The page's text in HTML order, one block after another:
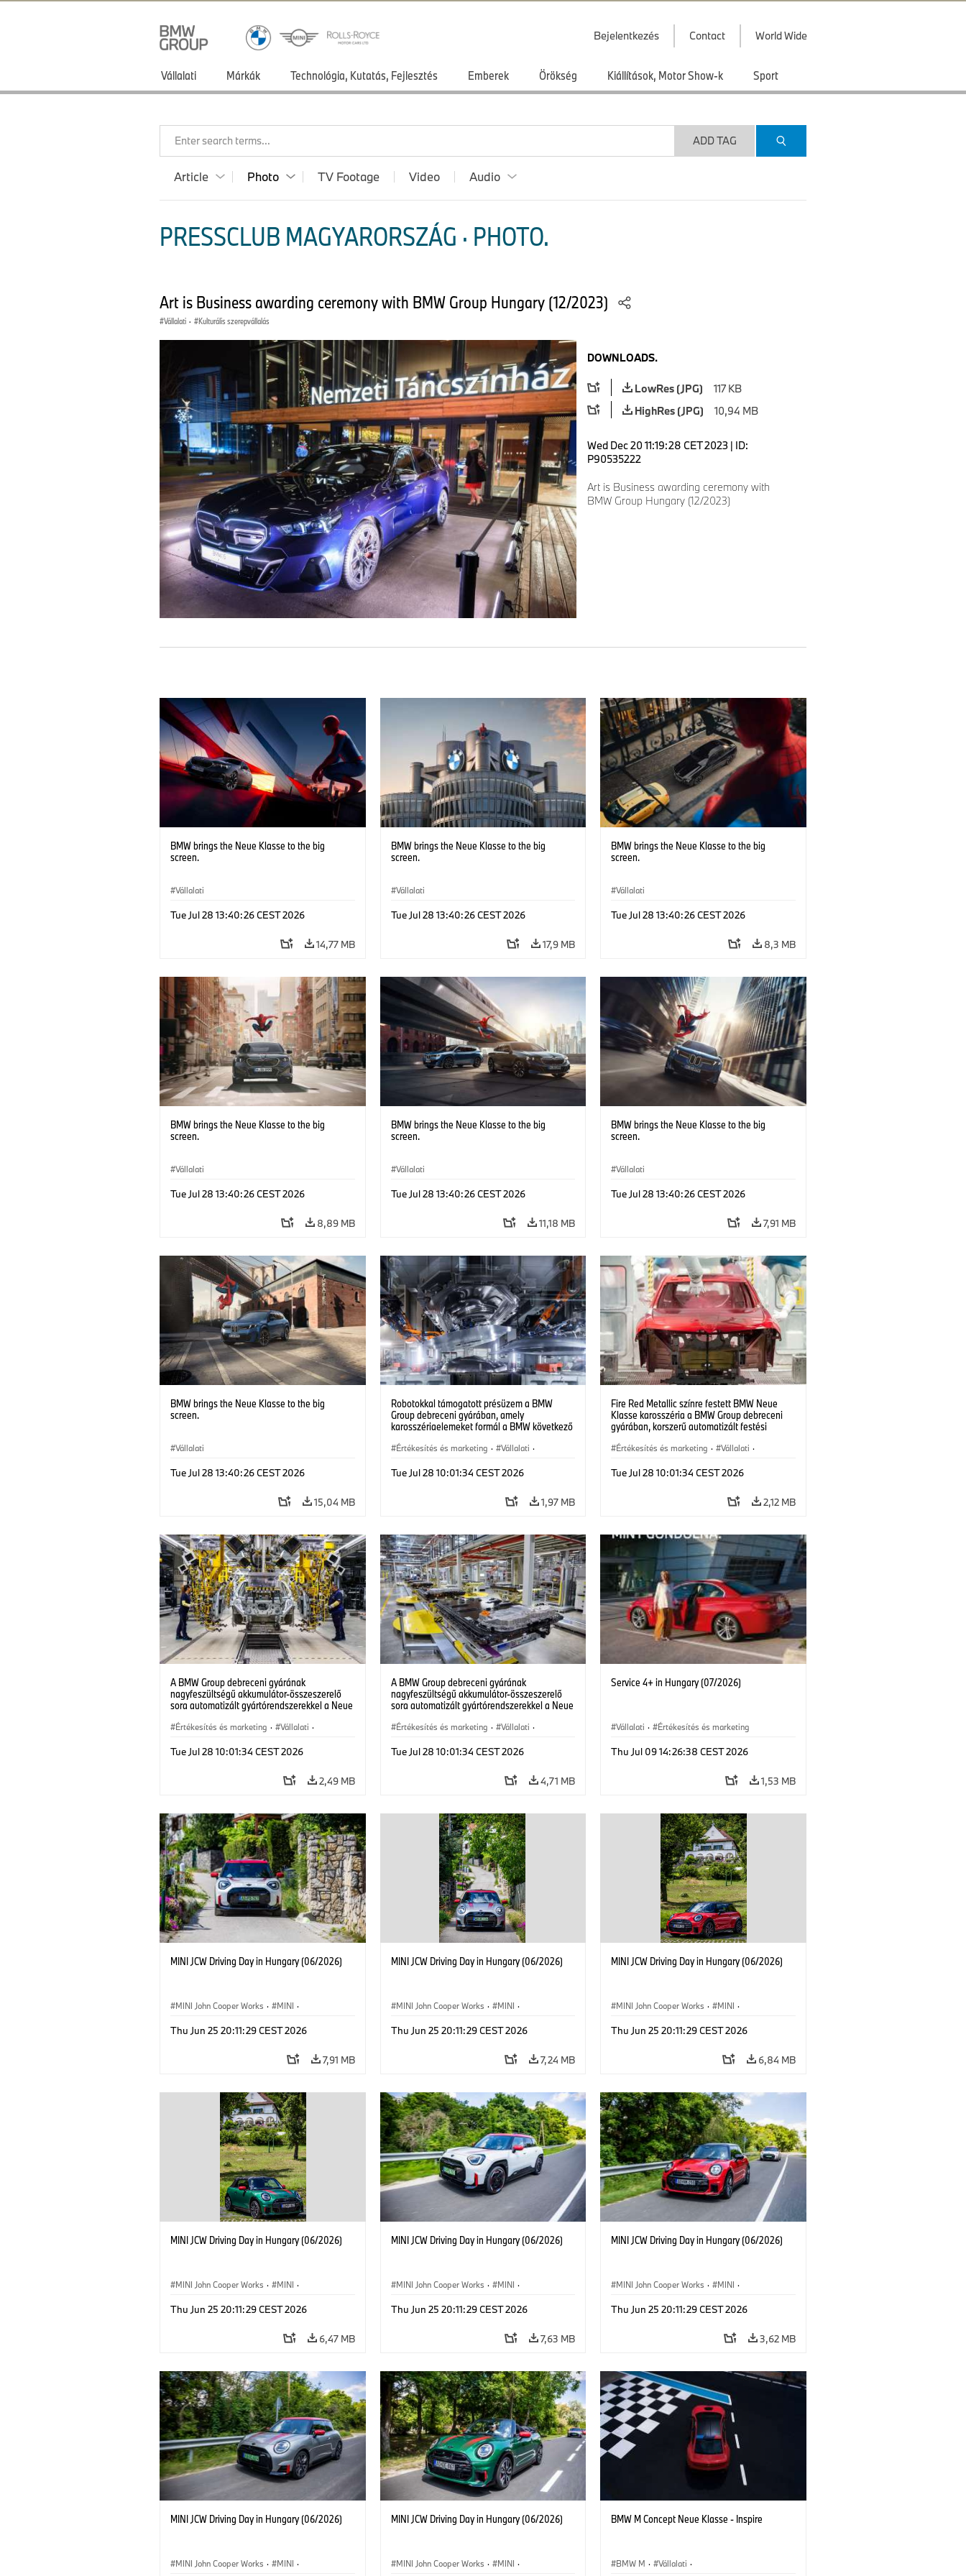
Bejelentkezés Contact World Wide
Vállalati Márkák Technológia, Kutatás, Fejlesztés Emberek Örökség Kiállítások, Motor Show-k Sport
Enter search terms... ADD TAG
Article Photo TV Footage Video Audio
PRESSCLUB MAGYARORSZÁG · PHOTO.
Art is Business awarding ceremony with BMW Group Hungary (12/2023)
Vállalati · Kulturális szerepvállalás
DOWNLOADS.
LowRes (JPG)
117 KB
HighRes (JPG)
10,94 MB
Wed Dec 20 11:19:28 CET 2023 | ID:
P90535222
Art is Business awarding ceremony with
BMW Group Hungary (12/2023)
BMW brings the Neue Klasse to the big
screen.
Vállalati
Tue Jul 28 13:40:26 CEST 2026
14,77 MB
BMW brings the Neue Klasse to the big
screen.
Vállalati
Tue Jul 28 13:40:26 CEST 2026
17,9 MB
BMW brings the Neue Klasse to the big
screen.
Vállalati
Tue Jul 28 13:40:26 CEST 2026
8,3 MB
BMW brings the Neue Klasse to the big
screen.
Vállalati
Tue Jul 28 13:40:26 CEST 2026
8,89 MB
BMW brings the Neue Klasse to the big
screen.
Vállalati
Tue Jul 28 13:40:26 CEST 2026
11,18 MB
BMW brings the Neue Klasse to the big
screen.
Vállalati
Tue Jul 28 13:40:26 CEST 2026
7,91 MB
BMW brings the Neue Klasse to the big
screen.
Vállalati
Tue Jul 28 13:40:26 CEST 2026
15,04 MB
Robotokkal támogatott présüzem a BMW
Group debreceni gyárában, amely
karosszériaelemeket formál a BMW következő
(07/2026)
Értékesítés és marketing · Vállalati ·
Tue Jul 28 10:01:34 CEST 2026
1,97 MB
Fire Red Metallic színre festett BMW Neue
Klasse karosszéria a BMW Group debreceni
gyárában, korszerű automatizált festési
Értékesítés és marketing · Vállalati ·
Tue Jul 28 10:01:34 CEST 2026
2,12 MB
A BMW Group debreceni gyárának
nagyfeszültségű akkumulátor-összeszerelő
sora automatizált gyártórendszerekkel a Neue
(07/2026)
Értékesítés és marketing · Vállalati ·
Tue Jul 28 10:01:34 CEST 2026
2,49 MB
A BMW Group debreceni gyárának
nagyfeszültségű akkumulátor-összeszerelő
sora automatizált gyártórendszerekkel a Neue
(07/2026)
Értékesítés és marketing · Vállalati ·
Tue Jul 28 10:01:34 CEST 2026
4,71 MB
Service 4+ in Hungary (07/2026)
Vállalati · Értékesítés és marketing
Thu Jul 09 14:26:38 CEST 2026
1,53 MB
MINI JCW Driving Day in Hungary (06/2026)
MINI John Cooper Works · MINI ·
Thu Jun 25 20:11:29 CEST 2026
7,91 MB
MINI JCW Driving Day in Hungary (06/2026)
MINI John Cooper Works · MINI ·
Thu Jun 25 20:11:29 CEST 2026
7,24 MB
MINI JCW Driving Day in Hungary (06/2026)
MINI John Cooper Works · MINI ·
Thu Jun 25 20:11:29 CEST 2026
6,84 MB
MINI JCW Driving Day in Hungary (06/2026)
MINI John Cooper Works · MINI ·
Thu Jun 25 20:11:29 CEST 2026
6,47 MB
MINI JCW Driving Day in Hungary (06/2026)
MINI John Cooper Works · MINI ·
Thu Jun 25 20:11:29 CEST 2026
7,63 MB
MINI JCW Driving Day in Hungary (06/2026)
MINI John Cooper Works · MINI ·
Thu Jun 25 20:11:29 CEST 2026
3,62 MB
MINI JCW Driving Day in Hungary (06/2026)
MINI John Cooper Works · MINI ·
MINI JCW Driving Day in Hungary (06/2026)
MINI John Cooper Works · MINI ·
BMW M Concept Neue Klasse - Inspire
BMW M · Vállalati ·